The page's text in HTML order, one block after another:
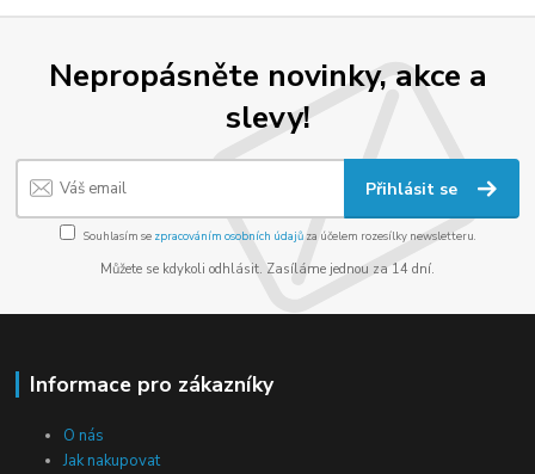
Nepropásněte novinky, akce a
slevy!
Přihlásit se
Souhlasím se zpracováním osobních údajůza účelem rozesílky newsletteru.
Můžete se kdykoli odhlásit. Zasíláme jednou za 14 dní.
Informace pro zákazníky
O nás
Jak nakupovat